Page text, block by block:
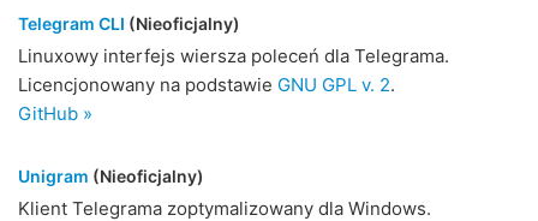
Telegram CLI (Nieoficjalny)
Linuxowy interfejs wiersza poleceń dla Telegrama.
Licencjonowany na podstawie GNU GPL v. 2.
GitHub »
Unigram (Nieoficjalny)
Klient Telegrama zoptymalizowany dla Windows.